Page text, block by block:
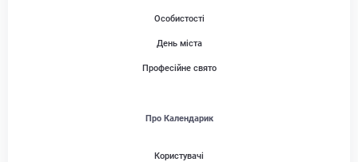
Особистості
День міста
Професійне свято
Про Календарик
Користувачі